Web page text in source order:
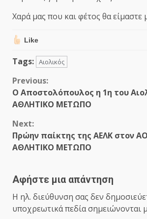
Χαρά μας που και φέτος θα είμαστε
Like
Tags: Αιολικός
Continue
Reading
Previous:
Ο Αποστολόπουλος η 1η του
ΑΘΛΗΤΙΚΟ ΜΕΤΩΠΟ
Next:
Πρώην παίκτης της ΑΕΛΚ στον
ΑΘΛΗΤΙΚΟ ΜΕΤΩΠΟ
Αφήστε μια απάντηση
Η ηλ. διεύθυνση σας δεν
υποχρεωτικά πεδία σημειώνονται